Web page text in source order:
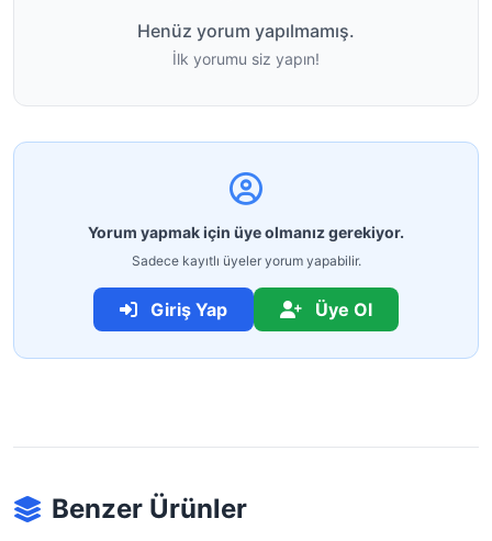
Henüz yorum yapılmamış.
İlk yorumu siz yapın!
Yorum yapmak için üye olmanız gerekiyor.
Sadece kayıtlı üyeler yorum yapabilir.
Giriş Yap Üye Ol
Benzer Ürünler